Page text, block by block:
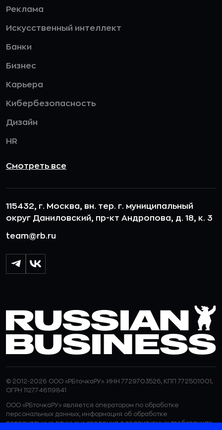
Реклама
Искусственный интеллект
Банки
Бизнес
Карьера
Кибербезопасность
Дизайн
HR
Смотреть все
115432, г. Москва, вн. тер. г. муниципальный
округ Даниловский, пр-кт Андропова, д. 18, к. 3
team@rb.ru
© 2012-2026 ООО «РБточкаРУ». ИНН 7729703526, КПП 772501001,
ОГРН 1127746119841
ООО «РБточкаРУ» является оператором по обработке
персональных данных, информация об обработке
персональных данных и сведения о реализуемых требованиях